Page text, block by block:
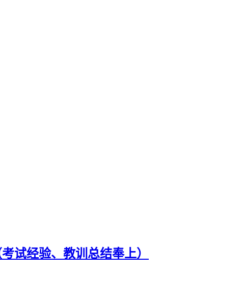
试经验、教训总结奉上）